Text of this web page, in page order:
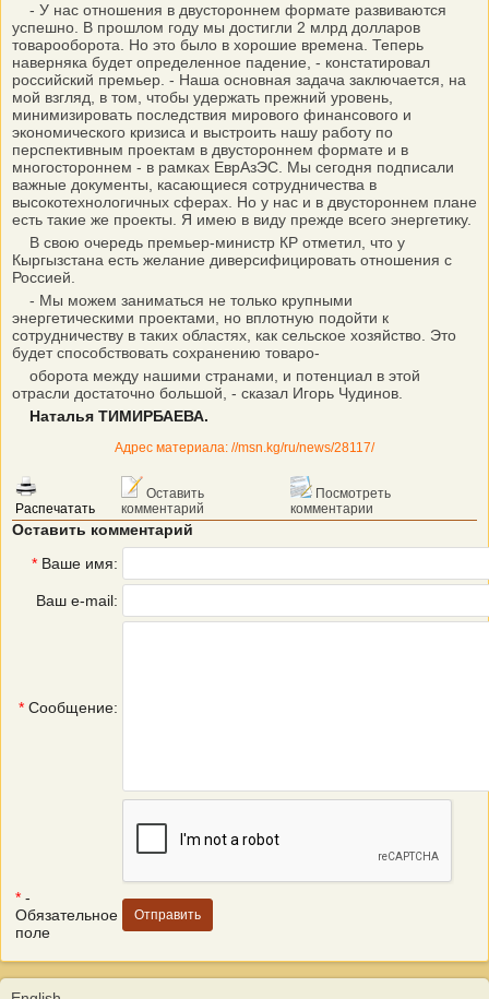
- У нас отношения в двустороннем формате развиваются
успешно. В прошлом году мы достигли 2 млрд долларов
товарооборота. Но это было в хорошие времена. Теперь
наверняка будет определенное падение, - констатировал
российский премьер. - Наша основная задача заключается, на
мой взгляд, в том, чтобы удержать прежний уровень,
минимизировать последствия мирового финансового и
экономического кризиса и выстроить нашу работу по
перспективным проектам в двустороннем формате и в
многостороннем - в рамках ЕврАзЭС. Мы сегодня подписали
важные документы, касающиеся сотрудничества в
высокотехнологичных сферах. Но у нас и в двустороннем плане
есть такие же проекты. Я имею в виду прежде всего энергетику.
В свою очередь премьер-министр КР отметил, что у
Кыргызстана есть желание диверсифицировать отношения с
Россией.
- Мы можем заниматься не только крупными
энергетическими проектами, но вплотную подойти к
сотрудничеству в таких областях, как сельское хозяйство. Это
будет способствовать сохранению товаро-
оборота между нашими странами, и потенциал в этой
отрасли достаточно большой, - сказал Игорь Чудинов.
Наталья ТИМИРБАЕВА.
Адрес материала: //msn.kg/ru/news/28117/
Распечатать
Оставить
комментарий
Посмотреть
комментарии
Оставить комментарий
* Ваше имя:
Ваш e-mail:
* Сообщение:
* -
Обязательное
поле